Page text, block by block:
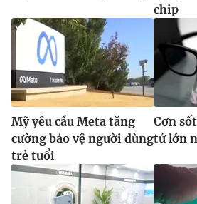
chip
Mỹ yêu cầu Meta tăng
cường bảo vệ người dùng
trẻ tuổi
Cơn
tử lớn